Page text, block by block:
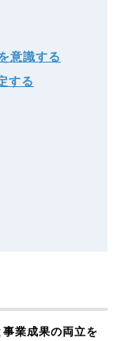
意識する
する
業成果の両立を